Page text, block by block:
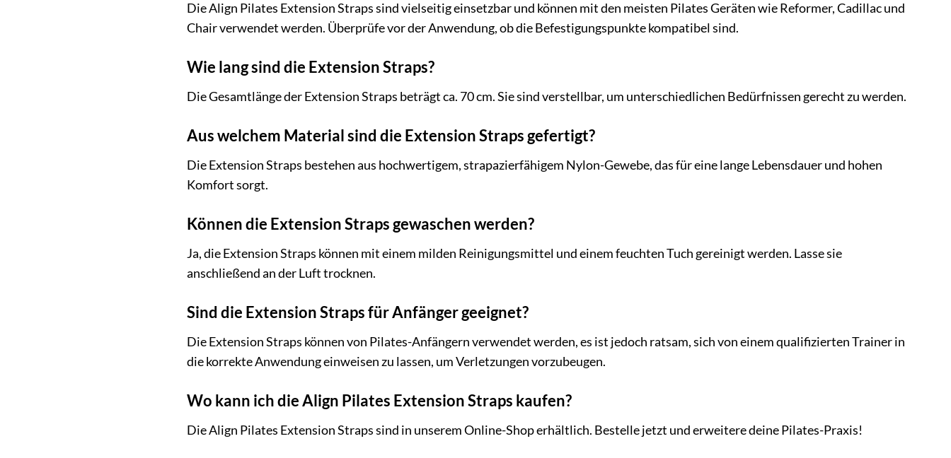
Die Align Pilates Extension Straps sind vielseitig einsetzbar und können mit den meisten Pilates Geräten wie Reformer, Cadillac und
Chair verwendet werden. Überprüfe vor der Anwendung, ob die Befestigungspunkte kompatibel sind.
Wie lang sind die Extension Straps?
Die Gesamtlänge der Extension Straps beträgt ca. 70 cm. Sie sind verstellbar, um unterschiedlichen Bedürfnissen gerecht zu werden.
Aus welchem Material sind die Extension Straps gefertigt?
Die Extension Straps bestehen aus hochwertigem, strapazierfähigem Nylon-Gewebe, das für eine lange Lebensdauer und hohen
Komfort sorgt.
Können die Extension Straps gewaschen werden?
Ja, die Extension Straps können mit einem milden Reinigungsmittel und einem feuchten Tuch gereinigt werden. Lasse sie
anschließend an der Luft trocknen.
Sind die Extension Straps für Anfänger geeignet?
Die Extension Straps können von Pilates-Anfängern verwendet werden, es ist jedoch ratsam, sich von einem qualifizierten Trainer in
die korrekte Anwendung einweisen zu lassen, um Verletzungen vorzubeugen.
Wo kann ich die Align Pilates Extension Straps kaufen?
Die Align Pilates Extension Straps sind in unserem Online-Shop erhältlich. Bestelle jetzt und erweitere deine Pilates-Praxis!